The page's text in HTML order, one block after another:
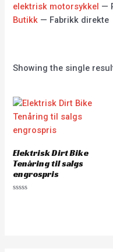
elektrisk motorsykkel —
Butikk — Fabrikk direkte
Showing the single
Elektrisk Dirt Bike
Tenåring til salgs
engrospris